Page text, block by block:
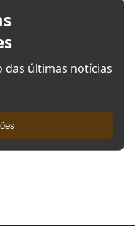
das últimas notícias